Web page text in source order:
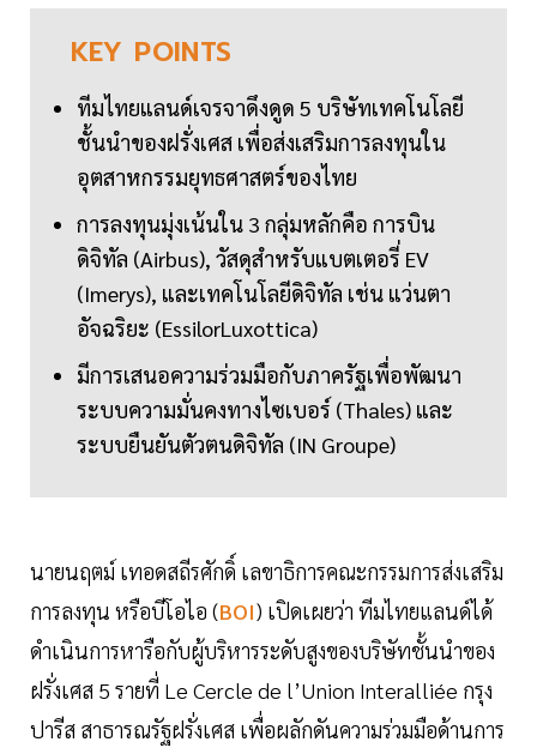
KEY POINTS
ทีมไทยแลนด์เจรจาดึงดูด 5 บริษัทเทคโนโลยี
ชั้นนำของฝรั่งเศส เพื่อส่งเสริมการลงทุนใน
อุตสาหกรรมยุทธศาสตร์ของไทย
การลงทุนมุ่งเน้นใน 3 กลุ่มหลักคือ การบิน
ดิจิทัล (Airbus), วัสดุสำหรับแบตเตอรี่ EV
(Imerys), และเทคโนโลยีดิจิทัล เช่น แว่นตา
อัจฉริยะ (EssilorLuxottica)
มีการเสนอความร่วมมือกับภาครัฐเพื่อพัฒนา
ระบบความมั่นคงทางไซเบอร์ (Thales) และ
ระบบยืนยันตัวตนดิจิทัล (IN Groupe)
นายนฤตม์ เทอดสถีรศักดิ์ เลขาธิการคณะกรรมการส่งเสริม
การลงทุน หรือบีโอไอ (BOI) เปิดเผยว่า ทีมไทยแลนด์ได้
ดำเนินการหารือกับผู้บริหารระดับสูงของบริษัทชั้นนำของ
ฝรั่งเศส 5 รายที่ Le Cercle de l’Union Interalliée กรุง
ปารีส สาธารณรัฐฝรั่งเศส เพื่อผลักดันความร่วมมือด้านการ